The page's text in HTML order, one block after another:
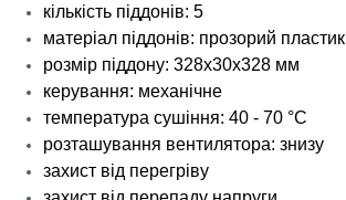
кількість піддонів: 5
матеріал піддонів: прозорий пластик
розмір піддону: 328х30х328 мм
керування: механічне
температура сушіння: 40 - 70 °С
розташування вентилятора: знизу
захист від перегріву